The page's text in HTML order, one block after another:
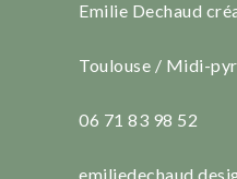
Emilie Dechaud
Toulouse / Midi-
06 71 83 98 52